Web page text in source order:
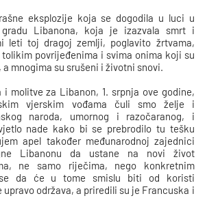
eksplozije koja se dogodila u luci u
gradu Libanona, koja je izazvala smrt i
leti toj dragoj zemlji, poglavito žrtvama,
povrijeđenima i svima onima koji su
mnogima su srušeni i životni snovi.
i molitve za Libanon, 1. srpnja ove godine,
vjerskim vođama čuli smo želje i
naroda, umornog i razočaranog, i
nade kako bi se prebrodilo tu tešku
apel također međunarodnoj zajednici
Libanonu da ustane na novi život
ne samo riječima, nego konkretnim
se da će u tome smislu biti od koristi
održava, a priredili su je Francuska i